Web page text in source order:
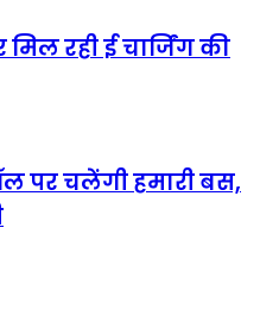
मिल रही ई चार्जिंग की
पर चलेंगी हमारी बस,